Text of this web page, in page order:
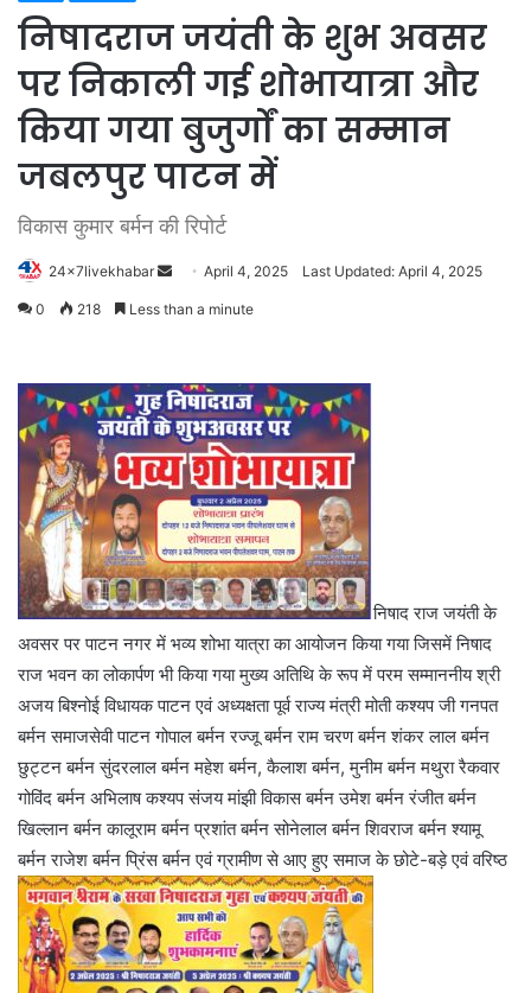
निषादराज जयंती के शुभ अवसर
पर निकाली गई शोभायात्रा और
किया गया बुजुर्गों का सम्मान
जबलपुर पाटन में
विकास कुमार बर्मन की रिपोर्ट
24x7livekhabar
SendApril 4, 2025 Last Updated: April 4, 2025
0 218 Less than a minute
निषाद राज जयंती के
अवसर पर पाटन नगर में भव्य शोभा यात्रा का आयोजन किया गया जिसमें निषाद
राज भवन का लोकार्पण भी किया गया मुख्य अतिथि के रूप में परम सम्माननीय श्री
अजय बिश्नोई विधायक पाटन एवं अध्यक्षता पूर्व राज्य मंत्री मोती कश्यप जी गनपत
बर्मन समाजसेवी पाटन गोपाल बर्मन रज्जू बर्मन राम चरण बर्मन शंकर लाल बर्मन
छुट्टन बर्मन सुंदरलाल बर्मन महेश बर्मन, कैलाश बर्मन, मुनीम बर्मन मथुरा रैकवार
गोविंद बर्मन अभिलाष कश्यप संजय मांझी विकास बर्मन उमेश बर्मन रंजीत बर्मन
खिल्लान बर्मन कालूराम बर्मन प्रशांत बर्मन सोनेलाल बर्मन शिवराज बर्मन श्यामू
बर्मन राजेश बर्मन प्रिंस बर्मन एवं ग्रामीण से आए हुए समाज के छोटे-बड़े एवं वरिष्ठ